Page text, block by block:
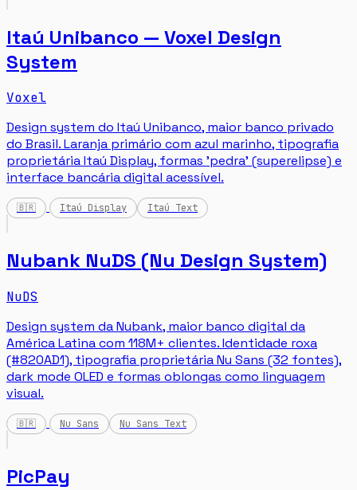
Itaú Unibanco — Voxel Design
System
Voxel
Design system do Itaú Unibanco, maior banco privado
do Brasil. Laranja primário com azul marinho, tipografia
proprietária Itaú Display, formas 'pedra' (superelipse) e
interface bancária digital acessível.
🇧🇷 Itaú Display Itaú Text
Nubank NuDS (Nu Design System)
NuDS
Design system da Nubank, maior banco digital da
América Latina com 118M+ clientes. Identidade roxa
(#820AD1), tipografia proprietária Nu Sans (32 fontes),
dark mode OLED e formas oblongas como linguagem
visual.
🇧🇷 Nu Sans Nu Sans Text
PicPay